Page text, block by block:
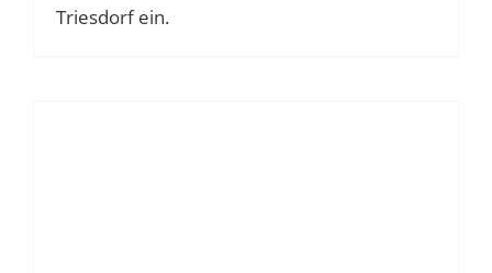
Triesdorf ein.